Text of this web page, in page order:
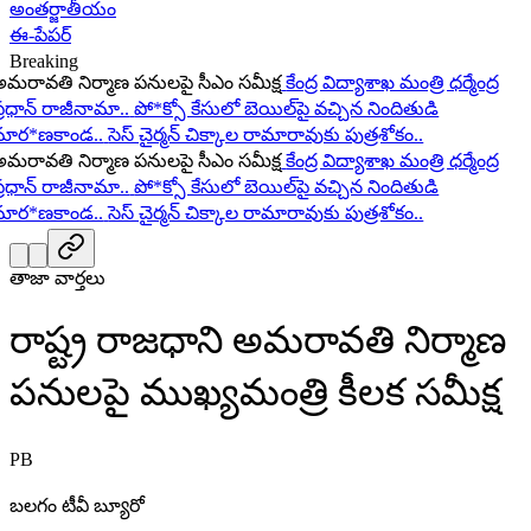
అంతర్జాతీయం
ఈ-పేపర్
Breaking
నిర్మాణ పనులపై సీఎం సమీక్ష కేంద్ర విద్యాశాఖ మంత్రి ధర్మేంద్ర
రాజీనామా.. పో*క్సో కేసులో బెయిల్‌పై వచ్చిన నిందితుడి
సెస్ చైర్మన్ చిక్కాల రామారావుకు పుత్రశోకం..
నిర్మాణ పనులపై సీఎం సమీక్ష కేంద్ర విద్యాశాఖ మంత్రి ధర్మేంద్ర
రాజీనామా.. పో*క్సో కేసులో బెయిల్‌పై వచ్చిన నిందితుడి
సెస్ చైర్మన్ చిక్కాల రామారావుకు పుత్రశోకం..
తాజా వార్తలు
రాష్ట్ర రాజధాని అమరావతి నిర్మాణ
పనులపై ముఖ్యమంత్రి కీలక సమీక్ష
PB
బలగం టీవీ బ్యూరో